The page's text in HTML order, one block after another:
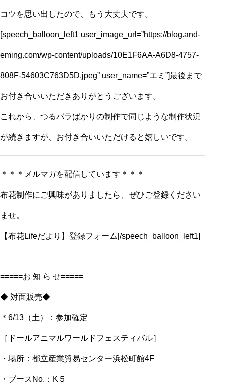
コツを思い出したので、もう大丈夫です。
[speech_balloon_left1 user_image_url=”https://blog.and-
eming.com/wp-content/uploads/10E1F6AA-A6D8-4757-
808F-54603C763D5D.jpeg” user_name=”エミ”]最後まで
お付き合いいただきありがとうございます。
これから、つるバラばかりの制作で同じような制作状況
が続きますが、お付き合いいただけると嬉しいです。
＊＊＊メルマガを配信しています＊＊＊
布花制作にご興味がありましたら、ぜひご登録ください
ませ。
【布花Lifeだより】登録フォーム [/speech_balloon_left1]
=====お 知 ら せ=====
◆ 対面販売◆
＊6/13（土）：参加確定
［ドールアニマルワールドフェスティバル］
・場所：都立産業貿易センター浜松町館4F
・ブースNo.：K５